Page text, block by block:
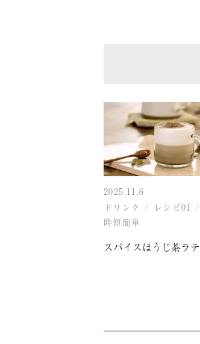
2025.11.6
ドリンク / レシピ01 /
時短簡単
スパイスほうじ茶ラテ